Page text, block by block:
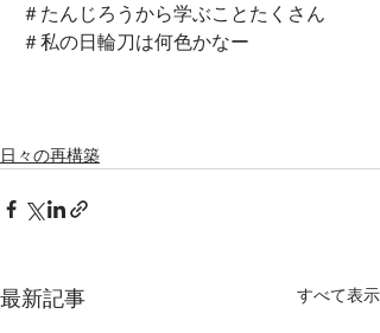
＃たんじろうから学ぶことたくさん
＃私の日輪刀は何色かなー
日々の再構築
最新記事 すべて表示